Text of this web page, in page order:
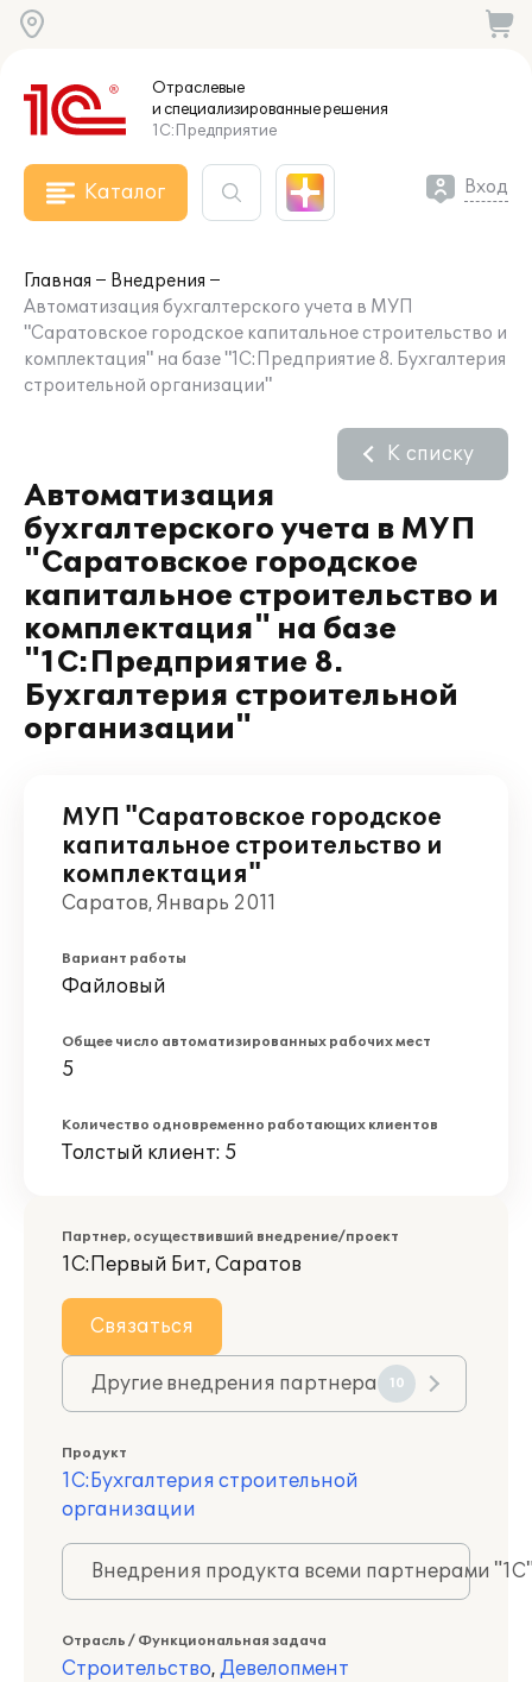
Отраслевые
и специализированныерешения
1С:Предприятие
Каталог Вход
Главная
Внедрения
Автоматизация бухгалтерского учета в МУП
"Саратовское городское капитальное строительство и
комплектация" на базе "1С:Предприятие 8. Бухгалтерия
строительной организации"
Автоматизация
бухгалтерского учета в МУП
"Саратовское городское
капитальное строительство и
комплектация" на базе
"1С:Предприятие 8.
Бухгалтерия строительной
организации"
К списку
МУП "Саратовское городское
капитальное строительство и
комплектация"
Саратов, Январь 2011
Вариант работы
Файловый
Общее число автоматизированных рабочих мест
5
Количество одновременно работающих клиентов
Толстый клиент: 5
Партнер, осуществивший внедрение/проект
1С:Первый Бит, Саратов
Связаться
Другие внедрения партнера 10
Продукт
1С:Бухгалтерия строительной
организации
Внедрения продукта всеми партнерами
Отрасль / Функциональная задача
Строительство, Девелопмент